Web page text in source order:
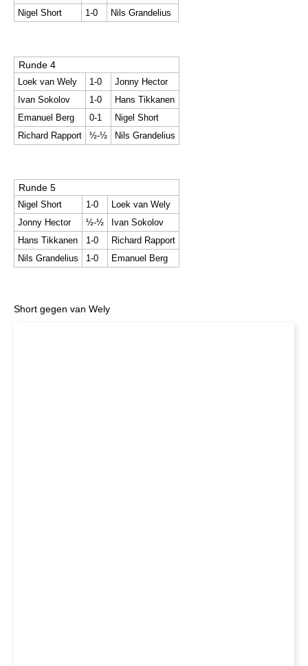
Nigel Short
1-0 Nils Grandelius
Runde 4
Loek van Wely 1-0
Jonny Hector
Ivan Sokolov
1-0
Hans Tikkanen
Emanuel Berg
0-1
Nigel Short
Richard Rapport
½-½ Nils Grandelius
Runde 5
Nigel Short 1-0
Loek van Wely
Jonny Hector
½-½
Ivan Sokolov
Hans Tikkanen
1-0
Richard Rapport
Nils Grandelius
1-0 Emanuel Berg
Short gegen van Wely